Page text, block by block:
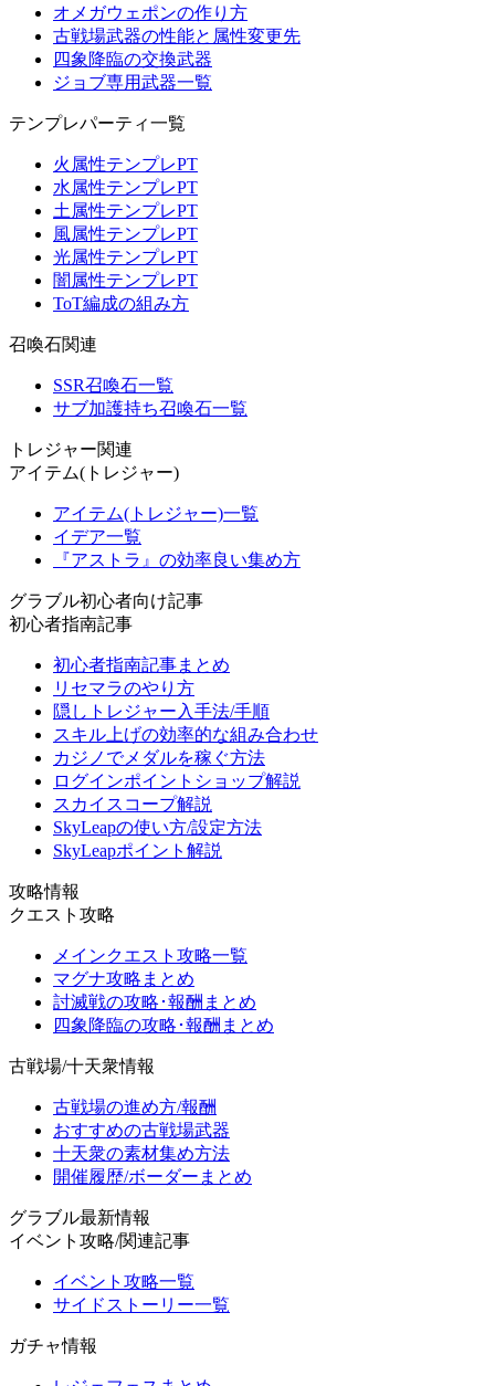
オメガウェポンの作り方
古戦場武器の性能と属性変更先
四象降臨の交換武器
ジョブ専用武器一覧
テンプレパーティ一覧
火属性テンプレPT
水属性テンプレPT
土属性テンプレPT
風属性テンプレPT
光属性テンプレPT
闇属性テンプレPT
ToT編成の組み方
召喚石関連
SSR召喚石一覧
サブ加護持ち召喚石一覧
トレジャー関連
アイテム(トレジャー)
アイテム(トレジャー)一覧
イデア一覧
『アストラ』の効率良い集め方
グラブル初心者向け記事
初心者指南記事
初心者指南記事まとめ
リセマラのやり方
隠しトレジャー入手法/手順
スキル上げの効率的な組み合わせ
カジノでメダルを稼ぐ方法
ログインポイントショップ解説
スカイスコープ解説
SkyLeapの使い方/設定方法
SkyLeapポイント解説
攻略情報
クエスト攻略
メインクエスト攻略一覧
マグナ攻略まとめ
討滅戦の攻略･報酬まとめ
四象降臨の攻略･報酬まとめ
古戦場/十天衆情報
古戦場の進め方/報酬
おすすめの古戦場武器
十天衆の素材集め方法
開催履歴/ボーダーまとめ
グラブル最新情報
イベント攻略/関連記事
イベント攻略一覧
サイドストーリー一覧
ガチャ情報